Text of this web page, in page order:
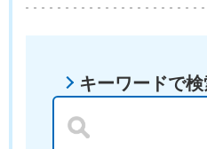
キーワードで